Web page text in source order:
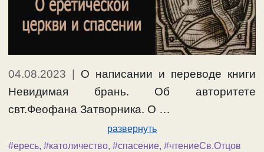
04.08.2023
О написании и переводе книги
Невидимая брань. Об авторитете
свт.Феофана Затворника. О …
развернуть
#ересь, #католичество, #спасение, #чтениеСв.Отцов